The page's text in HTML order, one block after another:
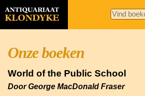
Onze boeken
World of the Public School
Door George MacDonald Fraser